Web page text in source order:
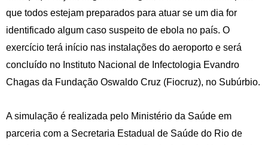
que todos estejam preparados para atuar se um dia for
identificado algum caso suspeito de ebola no país. O
exercício terá início nas instalações do aeroporto e será
concluído no Instituto Nacional de Infectologia Evandro
Chagas da Fundação Oswaldo Cruz (Fiocruz), no Subúrbio.
A simulação é realizada pelo Ministério da Saúde em
parceria com a Secretaria Estadual de Saúde do Rio de